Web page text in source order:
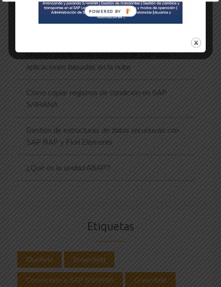
¿Qué tan autónomas son realmente sus
Mejores prácticas de seguridad de SAP para
aplicaciones basadas en la nube
Cómo copiar registros de condición en SAP
S/4HANA
Gestión de estructuras de datos recursivas con
SAP RAP y Fiori Elements
¿Qué es la unidad ABAP?
Etiquetas
Bluefield Brownfield
Conversión a SAP S/4HANA Greenfield
POWERED